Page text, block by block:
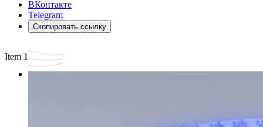
ВКонтакте
Telegram
Скопировать ссылку
Item 1 of 3